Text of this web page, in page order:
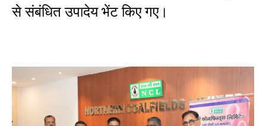
से संबंधित उपादेय भेंट किए गए।